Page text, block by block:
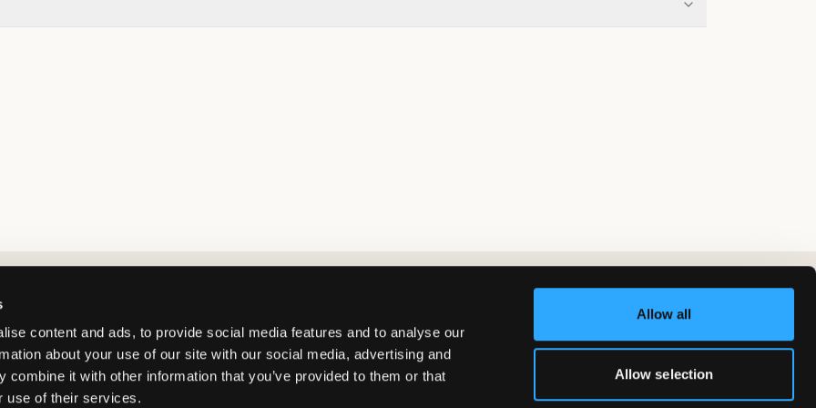
content and ads, to provide social media features and to analyse our
about your use of our site with our social media, advertising and
combine it with other information that you’ve provided to them or that
use of their services.
Allow all
Allow selection